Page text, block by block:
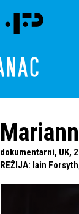
dokumentarni, UK,
REŽIJA: Iain